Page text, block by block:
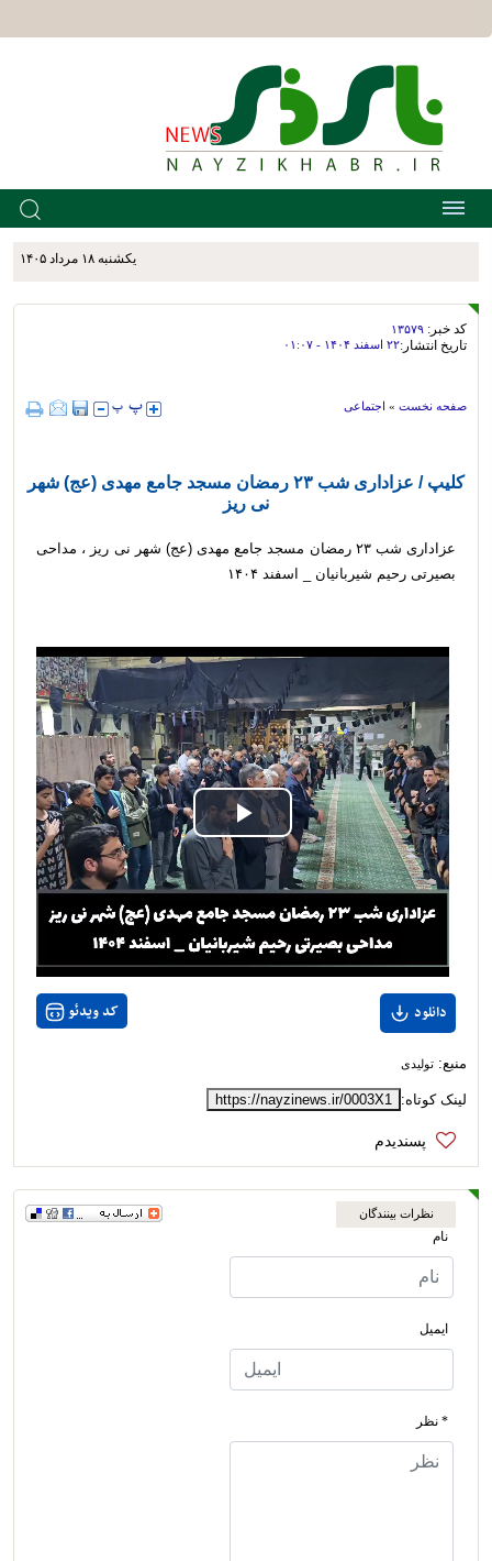
يکشنبه ۱۸ مرداد ۱۴۰۵
کد خبر: ۱۳۵۷۹
تاریخ انتشار:۲۲ اسفند ۱۴۰۴ - ۰۱:۰۷
صفحه نخست » اجتماعی
کلیپ / عزاداری شب ۲۳ رمضان مسجد جامع مهدی (عج) شهر
نی ریز
عزاداری شب ۲۳ رمضان مسجد جامع مهدی (عج) شهر نی ریز ، مداحی
بصیرتی رحیم شیربانیان _ اسفند ۱۴۰۴
Play
Video
دانلود کد ویدئو
منبع: تولیدی
لینک کوتاه: https://nayzinews.ir/0003X1
نظرات بینندگان
نام
ایمیل
* نظر